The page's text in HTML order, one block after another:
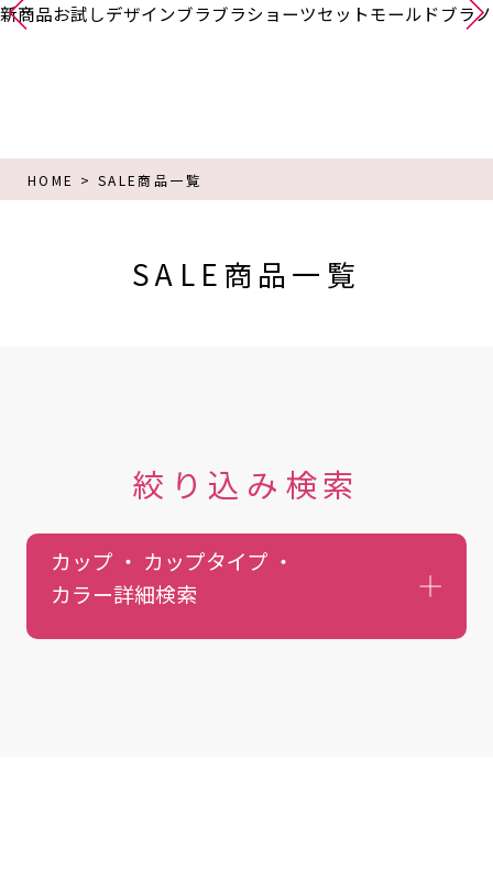
新商品お試しデザインブラブラショーツセットモールドブラ
HOME SALE商品一覧
SALE商品一覧
絞り込み検索
カップ ・ カップタイプ ・
カラー詳細検索